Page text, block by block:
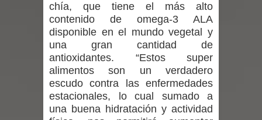
de Chile analizan el creciente interés
por las culturas japonesa y coreana
Renuncia del seremi Minvu en el
Maule golpea al Gobierno en medio de
denuncias por viviendas sociales en
chía, que tiene el más alto
contenido de omega-3 ALA
disponible en el mundo vegetal y
una gran cantidad de
antioxidantes. “Estos super
alimentos son un verdadero
escudo contra las enfermedades
estacionales, lo cual sumado a
una buena hidratación y actividad